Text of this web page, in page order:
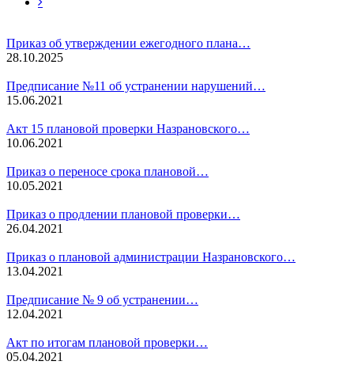
Приказ об утверждении ежегодного плана…
28.10.2025
Предписание №11 об устранении нарушений…
15.06.2021
Акт 15 плановой проверки Назрановского…
10.06.2021
Приказ о переносе срока плановой…
10.05.2021
Приказ о продлении плановой проверки…
26.04.2021
Приказ о плановой администрации Назрановского…
13.04.2021
Предписание № 9 об устранении…
12.04.2021
Акт по итогам плановой проверки…
05.04.2021